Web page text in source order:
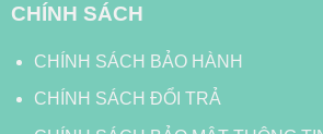
CHÍNH SÁCH
CHÍNH SÁCH BẢO HÀNH
CHÍNH SÁCH ĐỔI TRẢ